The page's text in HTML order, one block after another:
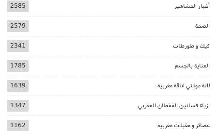
أخبار المشاهير 2585
الصحة 2579
كيك و طورطات 2341
العناية بالجسم 1785
لالة مولاتي اناقة مغربية 1639
ازياء فساتين القفطان المغربي 1347
عصائر و مقبلات مغربية 1162